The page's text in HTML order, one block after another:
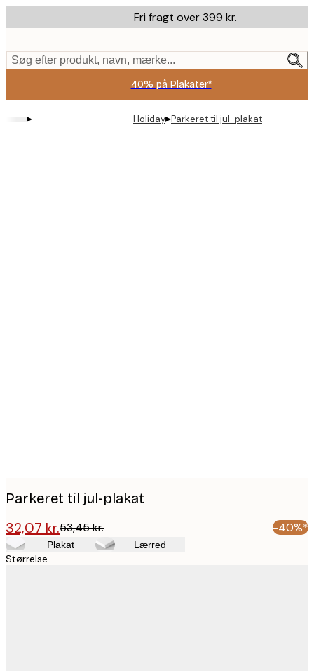
to
content.
Fri fragt over 399 kr.
Søg efter produkt, navn, mærke...
40% på Plakater*
▸ Holiday▸Parkeret til jul-plakat
Parkeret til jul-plakat
32,07 kr.53,45 kr. -40%*
Plakat Lærred
Størrelse